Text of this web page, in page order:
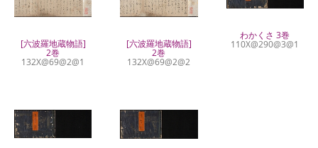
[六波羅地蔵物語]
2巻
132X@69@2@1
[六波羅地蔵物語]
2巻
132X@69@2@2
わかくさ 3巻
110X@290@3@1